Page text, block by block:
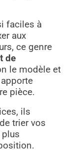
faciles à
aux
ce genre
de
le modèle et
pièce.
ils
trier vos